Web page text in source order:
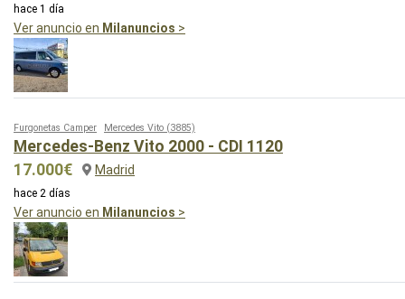
hace 1 día
Ver anuncio en Milanuncios >
Furgonetas Camper Mercedes Vito (3885)
Mercedes-Benz Vito 2000 - CDI 1120
17.000€
Madrid
hace 2 días
Ver anuncio en Milanuncios >